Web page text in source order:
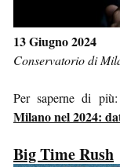
13 Giugno 2024
Conservatorio di
Per saperne di più:
Milano nel 2024:
Big Time Rush